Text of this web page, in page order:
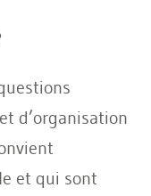
d’organisation
et qui sont